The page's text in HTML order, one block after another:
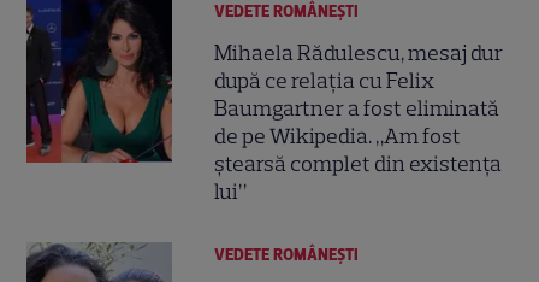
VEDETE ROMÂNEŞTI
Mihaela Rădulescu, mesaj dur
după ce relația cu Felix
Baumgartner a fost eliminată
de pe Wikipedia. „Am fost
ștearsă complet din existența
lui”
VEDETE ROMÂNEŞTI